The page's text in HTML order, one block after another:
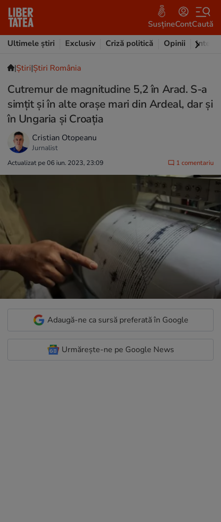
SusțineContCaută
Ultimele știri
Exclusiv Criză politică Opinii
|Ştiri|Știri România
Cutremur de magnitudine 5,2 în Arad. S-a
simțit și în alte orașe mari din Ardeal, dar și
în Ungaria și Croația
Cristian Otopeanu
Jurnalist
Actualizat pe 06 iun. 2023, 23:09 1 comentariu
Adaugă-ne ca sursă preferată în Google
Urmărește-ne pe Google News